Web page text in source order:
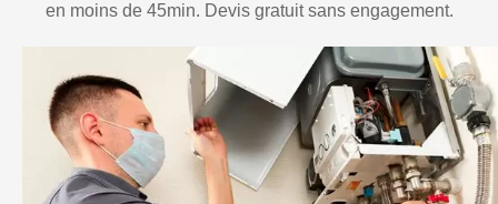
en moins de 45min. Devis gratuit sans engagement.